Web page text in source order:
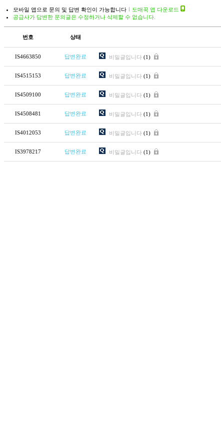
모바일 앱으로 문의 및 답변 확인이 가능합니다
도매꾹 앱 다운로드
공급사가 답변한 문의글은 수정하거나 삭제할 수 없습니다.
번호 상태
IS4663850 답변완료 비밀글입니다 (1)
IS4515153 답변완료 비밀글입니다 (1)
IS4509100 답변완료 비밀글입니다 (1)
IS4508481 답변완료 비밀글입니다 (1)
IS4012053 답변완료 비밀글입니다 (1)
IS3978217 답변완료 비밀글입니다 (1)